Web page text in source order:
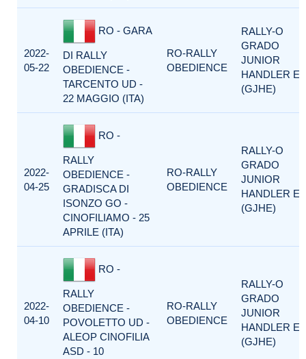
2022-
05-22
RO - GARA
DI RALLY
OBEDIENCE -
TARCENTO UD -
22 MAGGIO (ITA)
RO-RALLY
OBEDIENCE
RALLY-O
GRADO
JUNIOR
HANDLER E
(GJHE)
2022-
04-25
RO -
RALLY
OBEDIENCE -
GRADISCA DI
ISONZO GO -
CINOFILIAMO - 25
APRILE (ITA)
RO-RALLY
OBEDIENCE
RALLY-O
GRADO
JUNIOR
HANDLER E
(GJHE)
2022-
04-10
RO -
RALLY
OBEDIENCE -
POVOLETTO UD -
ALEOP CINOFILIA
ASD - 10
RO-RALLY
OBEDIENCE
RALLY-O
GRADO
JUNIOR
HANDLER E
(GJHE)